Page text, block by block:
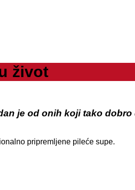
život
je od onih koji tako dobro
pripremljene pileće supe.